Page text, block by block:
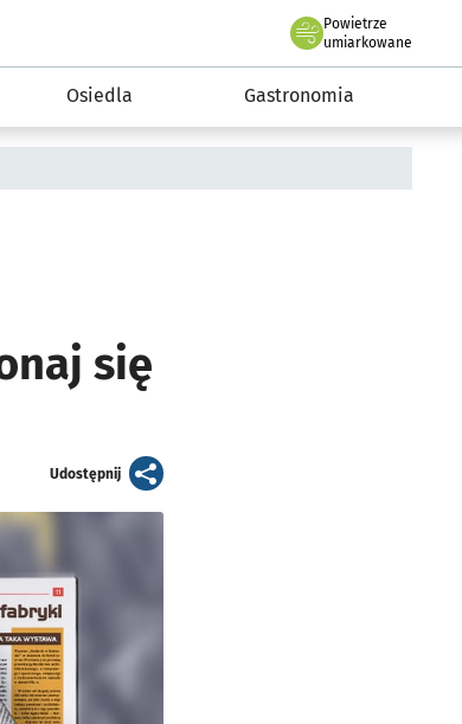
Powietrze
we Wrocławiu
umiarkowane
Osiedla Gastronomia
się
Udostępnijartykuł